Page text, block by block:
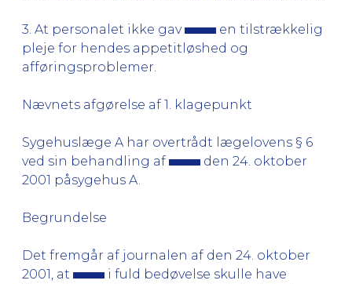
3. At personalet ikke gav
en tilstrækkelig
pleje for hendes appetitløshed og
afføringsproblemer.
Nævnets afgørelse af 1. klagepunkt
Sygehuslæge A har overtrådt lægelovens § 6
ved sin behandling af
den 24. oktober
2001 påsygehus A.
Begrundelse
Det fremgår af journalen af den 24. oktober
2001, at
i fuld bedøvelse skulle have